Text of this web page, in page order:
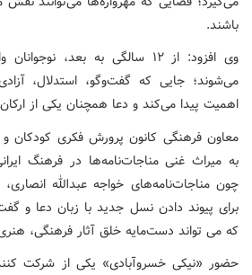
باشند.
وی افزود: از ۱۲ سالگی به بعد،
می‌شوند؛ جایی که گفت‌وگو، استدلال،
اهمیت پیدا می‌کند و دعا همچنان یکی از
معاون فرهنگی کانون پرورش فکری کودکان و
به میراث غنی مناجات‌نامه‌ها در فرهنگ
چون مناجات‌نامه‌های خواجه عبدالله
برای پیوند دادن نسل جدید با زبان دعا و
که می تواند دست‌مایه خلق آثار فرهنگی، هنری
حضور «نیکی خسروآبادی» یکی از شرکت